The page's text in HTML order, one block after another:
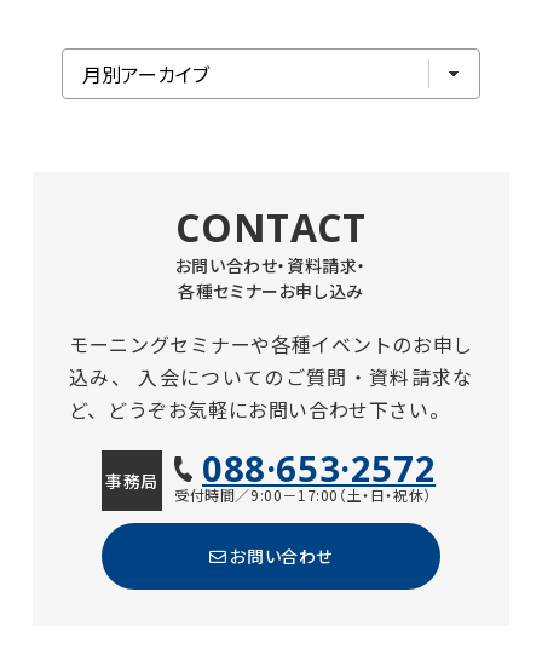
CONTACT
お問い合わせ・資料請求・
各種セミナーお申し込み
モーニングセミナーや各種イベントのお申し
込み、
入会についてのご質問・資料請求な
ど、どうぞお気軽にお問い合わせ下さい。
事務局 088·653·2572
受付時間／9:00－17:00（土・日・祝休）
お問い合わせ